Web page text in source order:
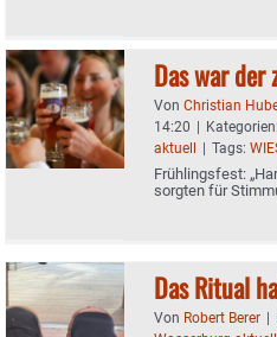
Das war der
Von Christian
14:20 | Kategorien:
aktuell | Tags:
Frühlingsfest:
sorgten für
Das Ritual
Von Robert Berer |